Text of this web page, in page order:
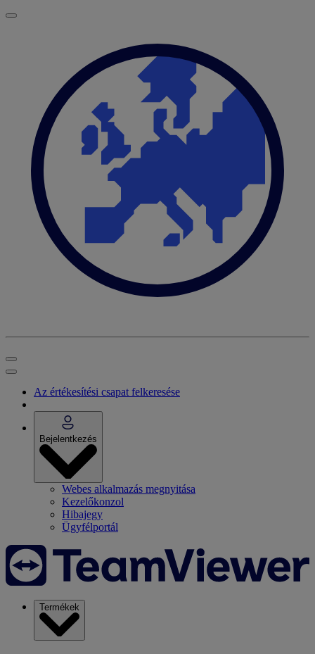
Az értékesítési csapat felkeresése
Bejelentkezés
Webes alkalmazás megnyitása
Kezelőkonzol
Hibajegy
Ügyfélportál
Termékek